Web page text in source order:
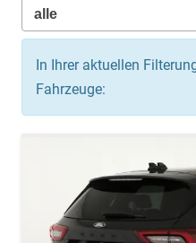
In Ihrer aktuellen
Fahrzeuge: